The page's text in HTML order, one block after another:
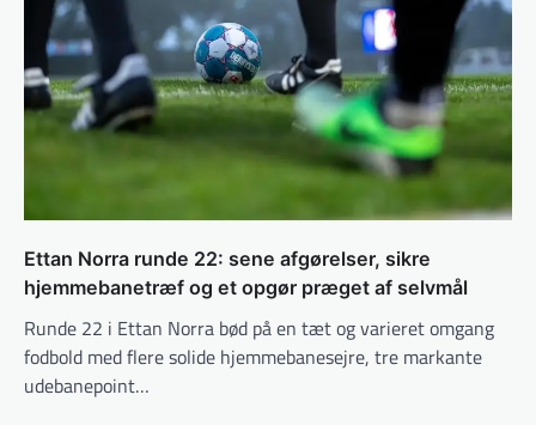
Ettan Norra runde 22: sene afgørelser, sikre
hjemmebanetræf og et opgør præget af selvmål
Runde 22 i Ettan Norra bød på en tæt og varieret omgang
fodbold med flere solide hjemmebanesejre, tre markante
udebanepoint…